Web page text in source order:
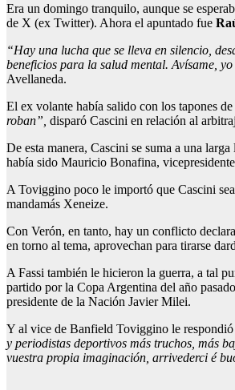
Era un domingo tranquilo, aunque se
de X (ex Twitter). Ahora el apuntado fue
“Hay una lucha que se lleva en silencio,
beneficios para la salud mental. Avísame,
Avellaneda.
El ex volante había salido con los tapones
roban”, disparó Cascini en relación al
De esta manera, Cascini se suma a una
había sido Mauricio Bonafina,
A Toviggino poco le importó que Cascini
mandamás Xeneize.
Con Verón, en tanto, hay un conflicto
en torno al tema, aprovechan para tirarse
A Fassi también le hicieron la guerra, a tal
partido por la Copa Argentina del año
presidente de la Nación Javier Milei.
Y al vice de Banfield Toviggino le respondió
y periodistas deportivos más truchos, más
vuestra propia imaginación, arrivederci é